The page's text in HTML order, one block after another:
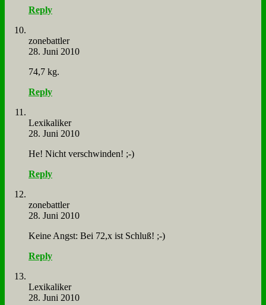
Reply
zone­batt­ler
28. Juni 2010
74,7 kg.
Reply
Le­xi­ka­li­ker
28. Juni 2010
He! Nicht ver­schwin­den! ;-)
Reply
zone­batt­ler
28. Juni 2010
Kei­ne Angst: Bei 72,x ist Schluß! ;-)
Reply
Le­xi­ka­li­ker
28. Juni 2010